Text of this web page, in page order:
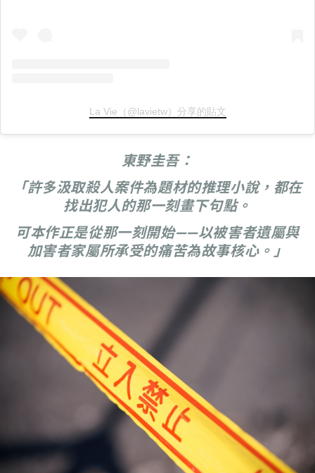
La Vie（@lavietw）分享的貼文
東野圭吾：
「許多汲取殺人案件為題材的推理小說，都在
找出犯人的那一刻畫下句點。
可本作正是從那一刻開始——以被害者遺屬與
加害者家屬所承受的痛苦為故事核心。」